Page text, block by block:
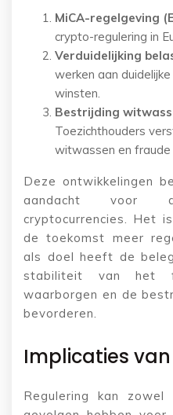
MiCA-regelgeving
crypto-regulering in
Verduidelijking
werken aan
winsten.
Bestrijding
Toezichthouders
witwassen en
Deze ontwikkelingen
aandacht voor
cryptocurrencies. Het
de toekomst meer
als doel heeft de
stabiliteit van het
waarborgen en de
bevorderen.
Implicaties
Regulering kan